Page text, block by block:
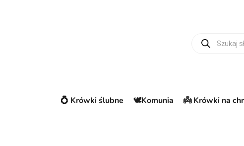
💍 Krówki ślubne 🕊️Komunia 👼 Krówki na